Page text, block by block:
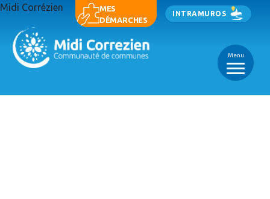
Aller au contenu principal
Midi Corrézien
MES
DÉMARCHES
INTRAMUROS
Menu
_
_
Panneau de gestion des cookies